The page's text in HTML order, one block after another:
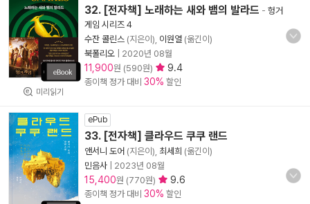
미리읽기
32. [전자책] 노래하는 새와 뱀의 발라드 - 헝거
게임 시리즈 4
수잔 콜린스 (지은이), 이원열 (옮긴이)
북폴리오
2020년 08월
11,900원 (590원) 9.4
종이책 정가 대비 30% 할인
ePub
33. [전자책] 클라우드 쿠쿠 랜드
앤서니 도어 (지은이), 최세희 (옮긴이)
민음사
2023년 08월
15,400원 (770원) 9.6
종이책 정가 대비 30% 할인